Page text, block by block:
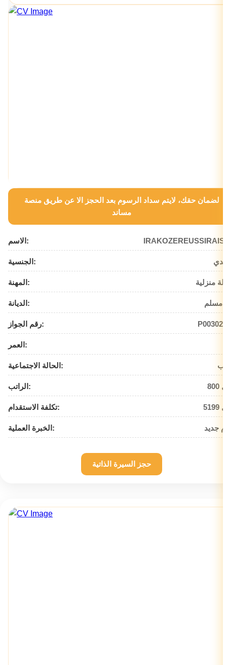
لضمان حقك، لايتم سداد الرسوم بعد الحجز الا عن طريق منصة
مساند
الاسم:
الجنسية:
المهنة: منزلية
الديانة: مسلم
رقم الجواز:
العمر:
الحالة الاجتماعية:
الراتب:
تكلفة الاستقدام:
الخبرة العملية: جديد
حجز السيرة الذاتية